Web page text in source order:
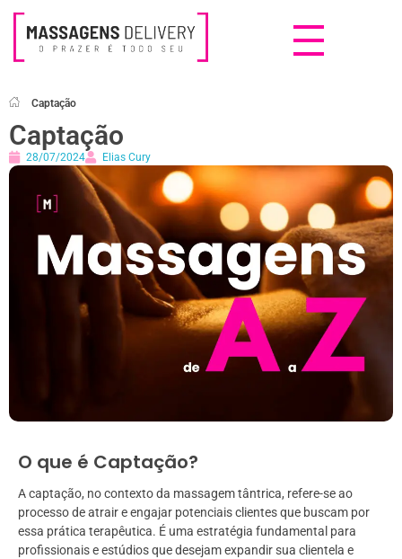
Captação
Captação
28/07/2024 Elias Cury
O que é Captação?
A captação, no contexto da massagem tântrica, refere-se ao
processo de atrair e engajar potenciais clientes que buscam por
essa prática terapêutica. É uma estratégia fundamental para
profissionais e estúdios que desejam expandir sua clientela e